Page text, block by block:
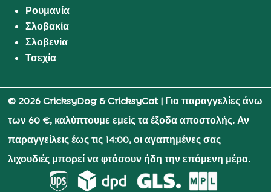
Ρουμανία
Σλοβακία
Σλοβενία
Τσεχία
© 2026 CricksyDog & CricksyCat| Για παραγγελίες άνω
των 60 €, καλύπτουμε εμείς τα έξοδα αποστολής. Αν
παραγγείλεις έως τις 14:00, οι αγαπημένες σας
λιχουδιές μπορεί να φτάσουν ήδη την επόμενη μέρα.